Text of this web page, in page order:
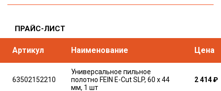
ПРАЙС-ЛИСТ
Артикул Наименование Цена
63502152210
Универсальное пильное
полотно FEIN E-Cut SLP, 60 x 44
мм, 1 шт
2 414₽